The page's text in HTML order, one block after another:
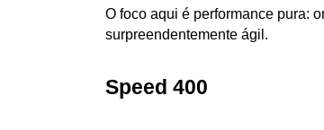
O foco aqui é performance pura:
surpreendentemente ágil.
Speed 400